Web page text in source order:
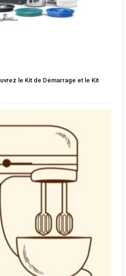
le Kit de Démarrage et le Kit